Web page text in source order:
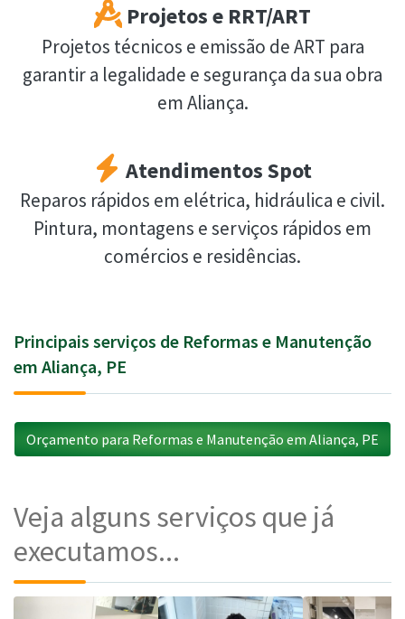
Projetos e RRT/ART
Projetos técnicos e emissão de ART para
garantir a legalidade e segurança da sua obra
em Aliança.
Atendimentos Spot
Reparos rápidos em elétrica, hidráulica e civil.
Pintura, montagens e serviços rápidos em
comércios e residências.
Principais serviços de Reformas e Manutenção
em Aliança, PE
Orçamento para Reformas e Manutenção em Aliança, PE
Veja alguns serviços que já
executamos...